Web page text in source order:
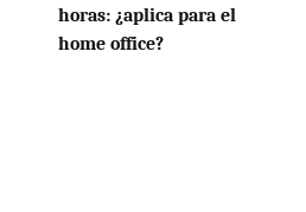
horas: ¿aplica para el
home office?